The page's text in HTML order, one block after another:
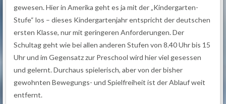
gewesen. Hier in Amerika geht es ja mit der „Kindergarten-
Stufe“ los – dieses Kindergartenjahr entspricht der deutschen
ersten Klasse, nur mit geringeren Anforderungen. Der
Schultag geht wie bei allen anderen Stufen von 8.40 Uhr bis 15
Uhr und im Gegensatz zur Preschool wird hier viel gesessen
und gelernt. Durchaus spielerisch, aber von der bisher
gewohnten Bewegungs- und Spielfreiheit ist der Ablauf weit
entfernt.